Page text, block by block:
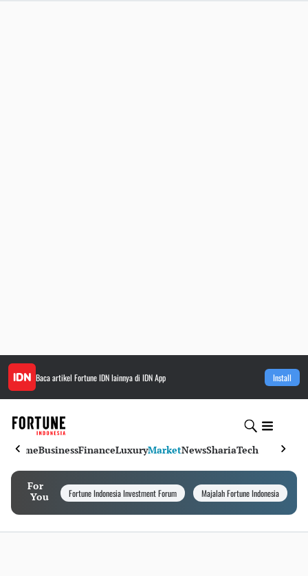
Baca artikel Fortune IDNlainnya di IDN App Install
HomeBusinessFinanceLuxuryMarketNewsShariaTech
For
You
Fortune Indonesia Investment Forum Majalah Fortune Indonesia